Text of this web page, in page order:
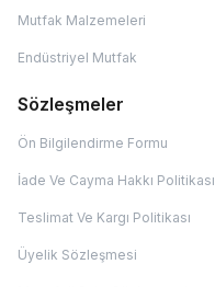
Mutfak Malzemeleri
Endüstriyel Mutfak
Sözleşmeler
Ön Bilgilendirme Formu
İade Ve Cayma Hakkı Politikası
Teslimat Ve Kargı Politikası
Üyelik Sözleşmesi